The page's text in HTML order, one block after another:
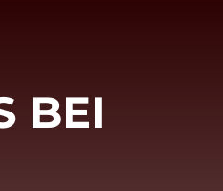
BEI